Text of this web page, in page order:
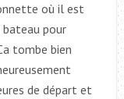
où il est
bateau pour
tombe bien
de départ et